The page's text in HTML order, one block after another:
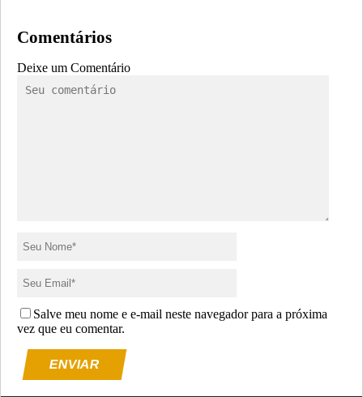
Comentários
Deixe um Comentário
Salve meu nome e e-mail neste navegador para a próxima
vez que eu comentar.
ENVIAR